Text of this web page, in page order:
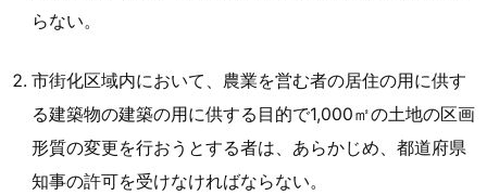
らない。
市街化区域内において、農業を営む者の居住の用に供す
る建築物の建築の用に供する目的で1,000㎡の土地の区画
形質の変更を行おうとする者は、あらかじめ、都道府県
知事の許可を受けなければならない。